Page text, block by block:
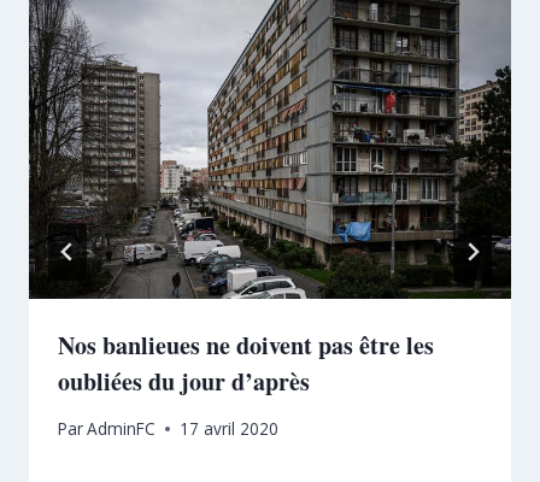
Nos banlieues ne doivent pas être les
oubliées du jour d’après
ParAdminFC 17 avril 2020